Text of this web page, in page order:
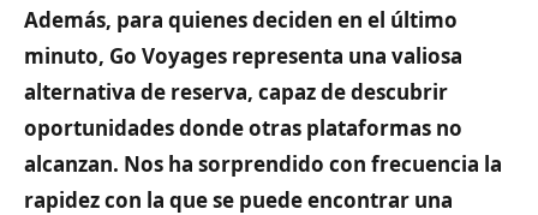
Además, para quienes deciden en el último
minuto, Go Voyages representa una valiosa
alternativa de reserva, capaz de descubrir
oportunidades donde otras plataformas no
alcanzan. Nos ha sorprendido con frecuencia la
rapidez con la que se puede encontrar una